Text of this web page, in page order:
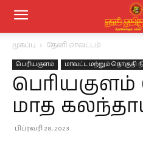
முகப்பு தேனி மாவட்டம்
பெரியகுளம் மாவட்ட மற்றும் தொகுதி
பெரியகுளம்
மாத
பிப்ரவரி 28, 2023